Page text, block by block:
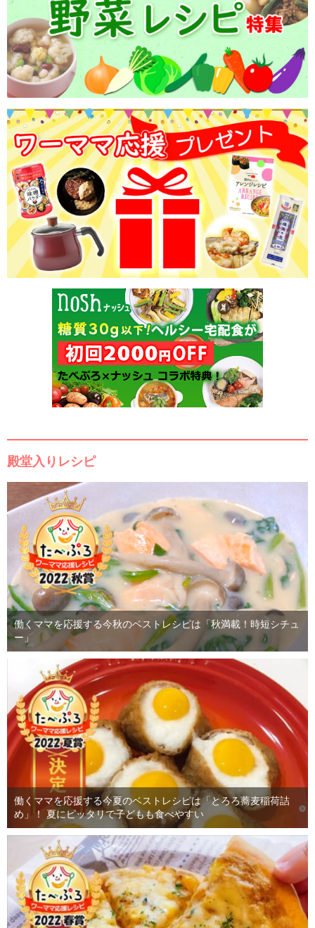
殿堂入りレシピ
働くママを応援する今秋のベストレシピは「秋満載！時短シチュ
ー」
働くママを応援する今夏のベストレシピは「とろろ蕎麦稲荷詰
め」！ 夏にピッタリで子どもも食べやすい